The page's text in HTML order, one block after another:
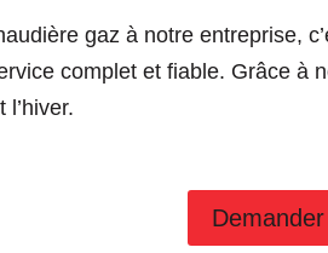
gaz à notre entreprise,
complet et fiable. Grâce à